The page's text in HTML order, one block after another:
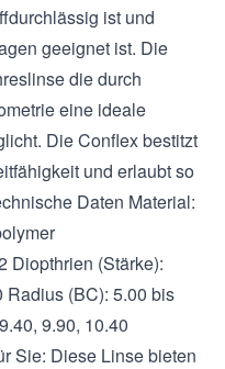
ist und
geeignet ist. Die
die durch
eine ideale
Die Conflex bestitzt
und erlaubt so
Daten Material:
Diopthrien (Stärke):
Radius (BC): 5.00 bis
9.90, 10.40
Sie: Diese Linse bieten